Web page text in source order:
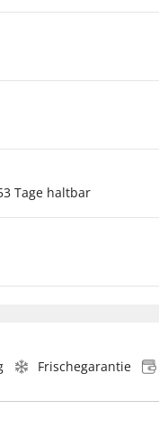
Tage haltbar
Frischegarantie